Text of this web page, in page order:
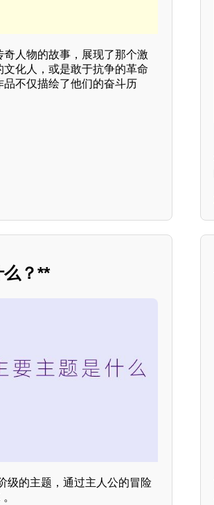
人物的故事，展现了那个激
化人，或是敢于抗争的革命
不仅描绘了他们的奋斗历
么？**
级的主题，通过主人公的冒险